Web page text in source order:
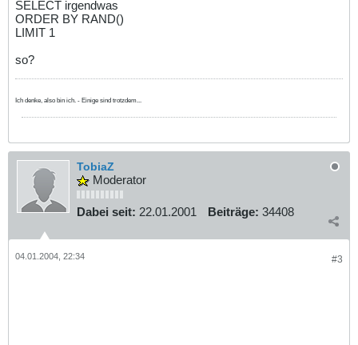
SELECT irgendwas
ORDER BY RAND()
LIMIT 1
so?
Ich denke, also bin ich. - Einige sind trotzdem...
TobiaZ
Moderator
Dabei seit: 22.01.2001 Beiträge: 34408
#3
04.01.2004, 22:34